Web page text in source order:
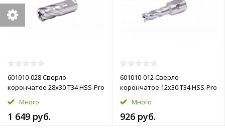
601010-028 Сверло
корончатое 28х30 T34 HSS-Pro
Много
1 649 руб.
601010-012 Сверло
корончатое 12х30 T34 HSS-Pro
Много
926 руб.